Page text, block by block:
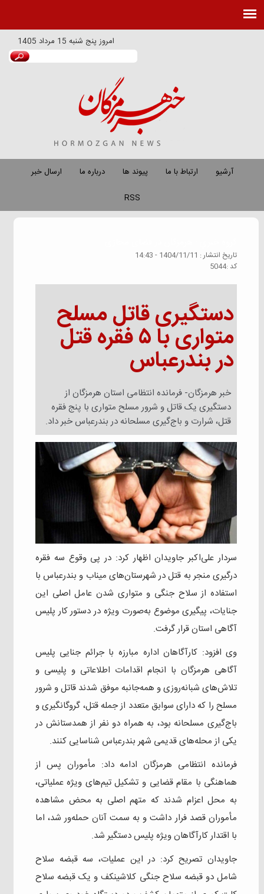
امروز پنج شنبه 15 مرداد 1405
آرشیو ارتباط با ما پیوند ها درباره ما
ارسال خبر
RSS
تاريخ انتشار : 1404/11/11 - 14:43
كد :5044
دستگیری قاتل مسلح
متواری با ۵ فقره قتل
در بندرعباس
خبر هرمزگان- فرمانده انتظامی استان هرمزگان از
دستگیری یک قاتل و شرور مسلح متواری با پنج فقره
قتل، شرارت و باج‌گیری مسلحانه در بندرعباس خبر داد.
سردار علی‌اکبر جاویدان اظهار کرد: در پی وقوع سه فقره
درگیری منجر به قتل در شهرستان‌های میناب و بندرعباس با
استفاده از سلاح جنگی و متواری شدن عامل اصلی این
جنایات، پیگیری موضوع به‌صورت ویژه در دستور کار پلیس
آگاهی استان قرار گرفت.
وی افزود: کارآگاهان اداره مبارزه با جرائم جنایی پلیس
آگاهی هرمزگان با انجام اقدامات اطلاعاتی و پلیسی و
تلاش‌های شبانه‌روزی و همه‌جانبه موفق شدند قاتل و شرور
مسلح را که دارای سوابق متعدد از جمله قتل، گروگانگیری و
باج‌گیری مسلحانه بود، به همراه دو نفر از همدستانش در
یکی از محله‌های قدیمی شهر بندرعباس شناسایی کنند.
فرمانده انتظامی هرمزگان ادامه داد: مأموران پس از
هماهنگی با مقام قضایی و تشکیل تیم‌های ویژه عملیاتی،
به محل اعزام شدند که متهم اصلی به محض مشاهده
مأموران قصد فرار داشت و به سمت آنان حمله‌ور شد، اما
با اقتدار کارآگاهان ویژه پلیس دستگیر شد.
جاویدان تصریح کرد: در این عملیات، سه قبضه سلاح
شامل دو قبضه سلاح جنگی کلاشینکف و یک قبضه سلاح